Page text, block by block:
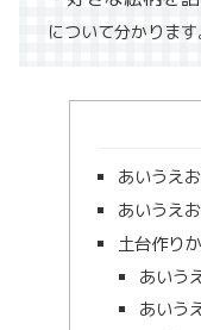
について分かります
あいうえ
あいうえ
土台作り
あい
あい